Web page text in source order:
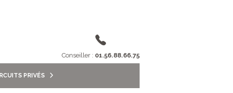
Conseiller : 01.56.88.66.75
PRIVÉS